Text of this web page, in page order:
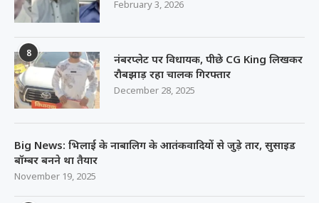
February 3, 2026
8
नंबरप्लेट पर विधायक, पीछे CG King लिखकर
रौबझाड़ रहा चालक गिरफ्तार
December 28, 2025
Big News: भिलाई के नाबालिग के आतंकवादियों से जुड़े तार, सुसाइड
बॉम्बर बनने था तैयार
November 19, 2025